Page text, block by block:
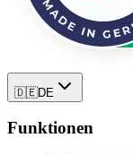
🇩🇪DE
Funktionen